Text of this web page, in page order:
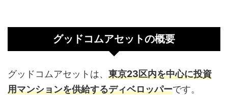
グッドコムアセットの概要
グッドコムアセットは、 東京23区内を中心に投資
用マンションを供給するディベロッパーです。